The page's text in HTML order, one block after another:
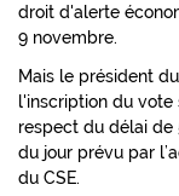
droit d'alerte
9 novembre.
Mais le président
l'inscription du
respect du délai de
du jour prévu par
du CSE.